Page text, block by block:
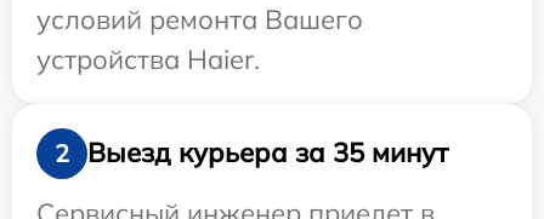
условий ремонта Вашего
устройства Haier.
2
Выезд курьера за 35 минут